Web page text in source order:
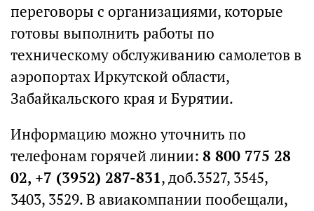
переговоры с организациями, которые
готовы выполнить работы по
техническому обслуживанию самолетов в
аэропортах Иркутской области,
Забайкальского края и Бурятии.
Информацию можно уточнить по
телефонам горячей линии: 8 800 775 28
02, +7 (3952) 287-831, доб.3527, 3545,
3403, 3529. В авиакомпании пообещали,